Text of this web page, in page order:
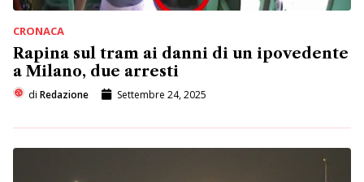
CRONACA
Rapina sul tram ai danni di un ipovedente
a Milano, due arresti
di Redazione Settembre 24, 2025